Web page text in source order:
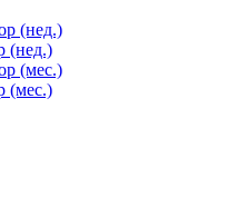
(нед.)
(нед.)
(мес.)
(мес.)